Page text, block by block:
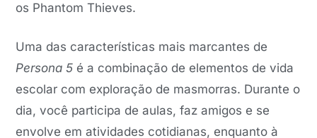
os Phantom Thieves.
Uma das características mais marcantes de
Persona 5 é a combinação de elementos de vida
escolar com exploração de masmorras. Durante o
dia, você participa de aulas, faz amigos e se
envolve em atividades cotidianas, enquanto à